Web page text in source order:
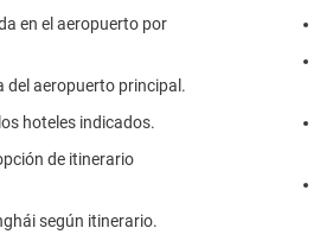
en el aeropuerto por
del aeropuerto principal.
hoteles indicados.
de itinerario
según itinerario.